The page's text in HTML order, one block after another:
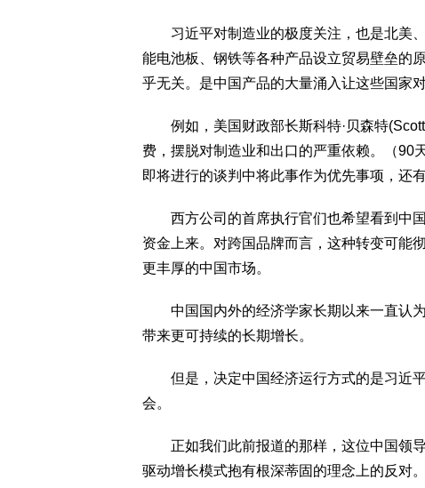
习近平对制造业的极度关注，也是北美、
能电池板、钢铁等各种产品设立贸易壁垒的
乎无关。是中国产品的大量涌入让这些国家
例如，美国财政部长斯科特·贝森特(Scott
费，摆脱对制造业和出口的严重依赖。（90
即将进行的谈判中将此事作为优先事项，还有
西方公司的首席执行官们也希望看到中国
资金上来。对跨国品牌而言，这种转变可能
更丰厚的中国市场。
中国国内外的经济学家长期以来一直认为
带来更可持续的长期增长。
但是，决定中国经济运行方式的是习近平
会。
正如我们此前报道的那样，这位中国领导
驱动增长模式抱有根深蒂固的理念上的反对